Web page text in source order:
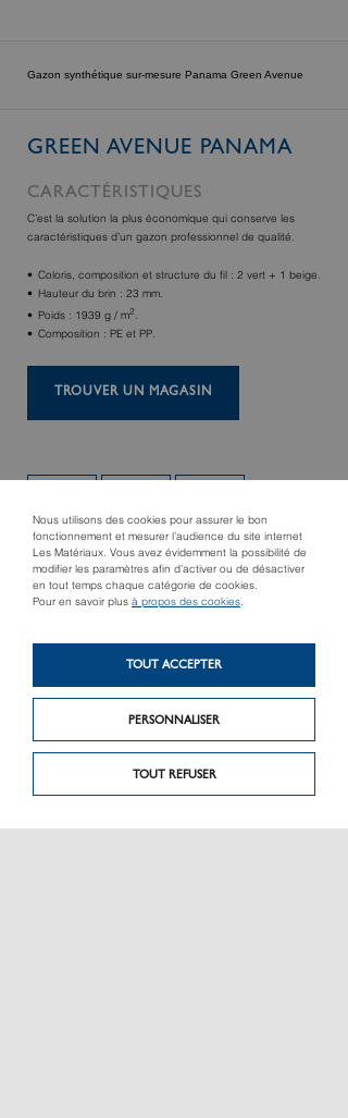
Nous utilisons des cookies pour assurer le bon
fonctionnement et mesurer l’audience du site internet
Les Matériaux. Vous avez évidemment la possibilité de
modifier les paramètres afin d’activer ou de désactiver
en tout temps chaque catégorie de cookies.
Pour en savoir plus à propos des cookies.
TOUT REFUSER
PERSONNALISER
TOUT ACCEPTER
Gazon synthétique sur-mesure Panama Green Avenue
GREEN AVENUE PANAMA
CARACTÉRISTIQUES
C’est la solution la plus économique qui conserve les
caractéristiques d’un gazon professionnel de qualité.
Coloris, composition et structure du fil : 2 vert + 1 beige.
Hauteur du brin : 23 mm.
Poids : 1939 g / m2.
Composition : PE et PP.
TROUVER UN MAGASIN
Gazon Grenade Cambridge